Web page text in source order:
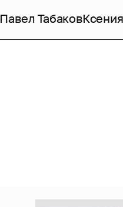
Павел Табаков